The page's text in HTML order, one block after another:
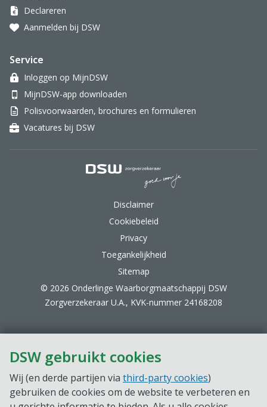
DSW gebruikt cookies
Wij (en derde partijen via third-party cookies)
gebruiken de cookies om de website te verbeteren en
Declareren
Aanmelden bij DSW
Service
Inloggen op MijnDSW
MijnDSW-app downloaden
Polisvoorwaarden, brochures en formulieren
Vacatures bij DSW
Disclaimer
Cookiebeleid
Privacy
Toegankelijkheid
Sitemap
© 2026 Onderlinge Waarborgmaatschappij DSW
Zorgverzekeraar U.A., KVK-nummer 24168208